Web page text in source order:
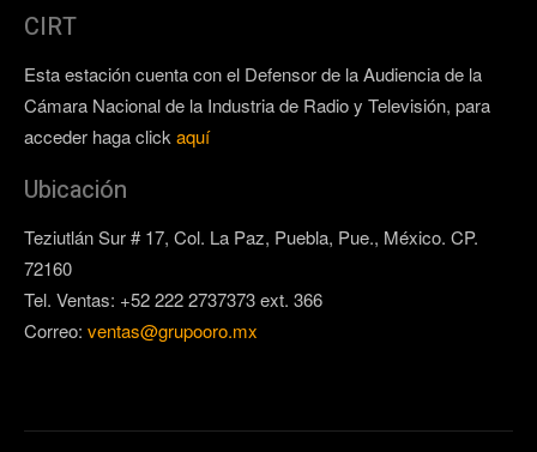
CIRT
Esta estación cuenta con el Defensor de la Audiencia de la
Cámara Nacional de la Industria de Radio y Televisión, para
acceder haga clickaquí
Ubicación
Teziutlán Sur # 17, Col. La Paz, Puebla, Pue., México. CP.
72160
Tel. Ventas: +52 222 2737373 ext. 366
Correo: ventas@grupooro.mx